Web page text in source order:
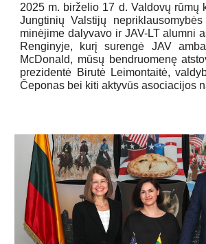
2025 m. birželio 17 d. Valdovų rūmų
Jungtinių Valstijų
minėjime dalyvavo ir JAV-LT alumni
Renginyje, kurį surengė JAV
McDonald, mūsų bendruomenę
prezidentė Birutė Leimontaitė,
Čeponas bei kiti aktyvūs asociacijos